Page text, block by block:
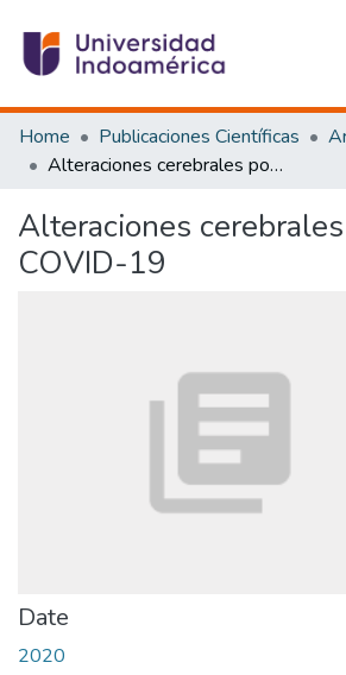
Communities & Collections
All of DSpace
Estadísticas Externas
Home Publicaciones Científicas
Alteraciones cerebrales por COVID-19
Alteraciones
COVID-19
Date
2020